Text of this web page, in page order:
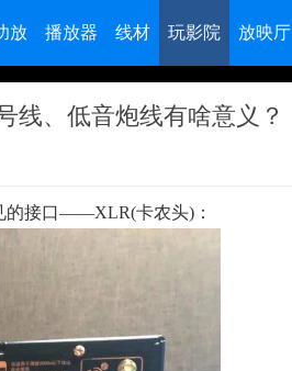
放 播放器 线材 玩影院 放映厅
线、低音炮线有啥意义？
的接口——XLR(卡农头)：